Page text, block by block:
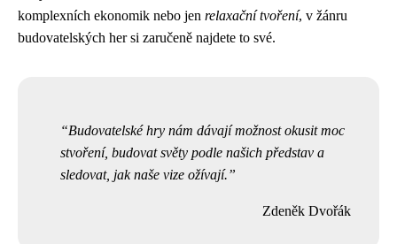
komplexních ekonomik nebo jen relaxační tvoření, v žánru
budovatelských her si zaručeně najdete to své.
Budovatelské hry nám dávají možnost okusit moc
stvoření, budovat světy podle našich představ a
sledovat, jak naše vize ožívají.
Zdeněk Dvořák